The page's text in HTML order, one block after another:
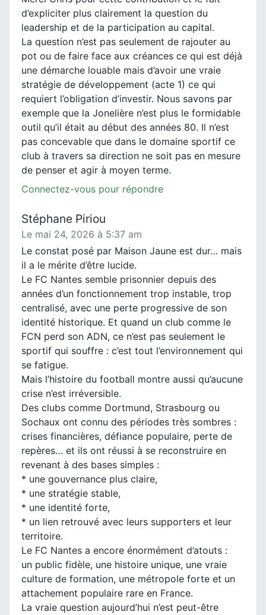
d’expliciter plus clairement la question du
leadership et de la participation au capital.
La question n’est pas seulement de rajouter au
pot ou de faire face aux créances ce qui est déjà
une démarche louable mais d’avoir une vraie
stratégie de développement (acte 1) ce qui
requiert l’obligation d’investir. Nous savons par
exemple que la Jonelière n’est plus le formidable
outil qu’il était au début des années 80. Il n’est
pas concevable que dans le domaine sportif ce
club à travers sa direction ne soit pas en mesure
de penser et agir à moyen terme.
Connectez-vous pour répondre
Stéphane Piriou
Le mai 24, 2026 à 5:37 am
Le constat posé par Maison Jaune est dur… mais
il a le mérite d’être lucide.
Le FC Nantes semble prisonnier depuis des
années d’un fonctionnement trop instable, trop
centralisé, avec une perte progressive de son
identité historique. Et quand un club comme le
FCN perd son ADN, ce n’est pas seulement le
sportif qui souffre : c’est tout l’environnement qui
se fatigue.
Mais l’histoire du football montre aussi qu’aucune
crise n’est irréversible.
Des clubs comme Dortmund, Strasbourg ou
Sochaux ont connu des périodes très sombres :
crises financières, défiance populaire, perte de
repères… et ils ont réussi à se reconstruire en
revenant à des bases simples :
* une gouvernance plus claire,
* une stratégie stable,
* une identité forte,
* un lien retrouvé avec leurs supporters et leur
territoire.
Le FC Nantes a encore énormément d’atouts :
un public fidèle, une histoire unique, une vraie
culture de formation, une métropole forte et un
attachement populaire rare en France.
La vraie question aujourd’hui n’est peut-être